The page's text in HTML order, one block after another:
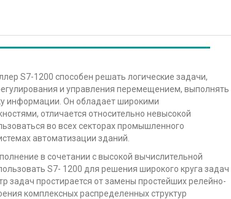
S7-1200 способен решать логические задачи,
и управления перемещением, выполнять
информации. Он обладает широкими
отличается относительно невысокой
во всех секторах промышленного
автоматизации зданий.
в сочетании с высокой вычислительной
S7- 1200 для решения широкого круга задач
задач простирается от замены простейших релейно-
комплексных распределенных структур